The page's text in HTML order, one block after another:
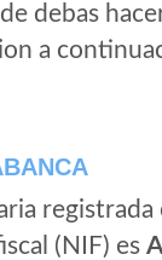
debas
a
registrada
(NIF) es